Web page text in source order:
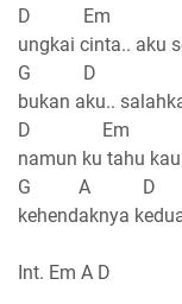
D Em
ungkai cinta.. aku
G D
bukan aku..
D Em
namun ku tahu
G A D
kehendaknya
Int. Em A D